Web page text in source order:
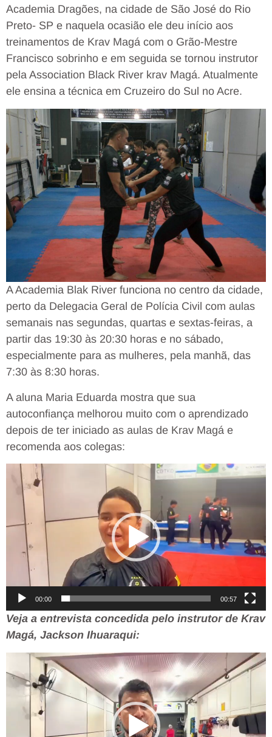
Academia Dragões, na cidade de São José do Rio
Preto- SP e naquela ocasião ele deu início aos
treinamentos de Krav Magá com o Grão-Mestre
Francisco sobrinho e em seguida se tornou instrutor
pela Association Black River krav Magá. Atualmente
ele ensina a técnica em Cruzeiro do Sul no Acre.
A Academia Blak River funciona no centro da cidade,
perto da Delegacia Geral de Polícia Civil com aulas
semanais nas segundas, quartas e sextas-feiras, a
partir das 19:30 às 20:30 horas e no sábado,
especialmente para as mulheres, pela manhã, das
7:30 às 8:30 horas.
A aluna Maria Eduarda mostra que sua
autoconfiança melhorou muito com o aprendizado
depois de ter iniciado as aulas de Krav Magá e
recomenda aos colegas:
Tocador
vídeo
00:00 00:57
Veja a entrevista concedida pelo instrutor de Krav
Magá, Jackson Ihuaraqui:
Tocador
de
vídeo